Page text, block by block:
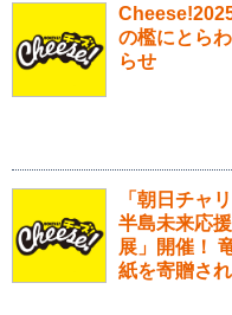
の檻にとら
らせ
「朝日チャ
半島未来応
展」開催！
紙を寄贈さ